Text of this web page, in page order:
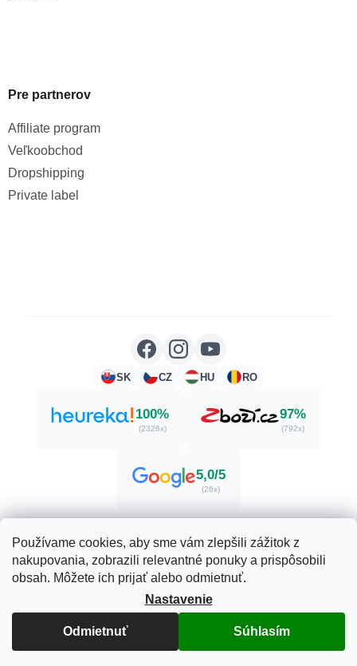
Používame cookies, aby sme vám zlepšili zážitok z
nakupovania, zobrazili relevantné ponuky a prispôsobili
obsah. Môžete ich prijať alebo odmietnuť.
Nastavenie
Odmietnuť Súhlasím
Pre partnerov
Affiliate program
Veľkoobchod
Dropshipping
Private label
SK CZ HU RO
100%
(2326x)
97%
(792x)
5,0/5
(26x)
Vytvoril Shoptet
Copyright 2026Herbatica.sk. Všetky práva vyhradené.
Upraviť nastavenie cookies